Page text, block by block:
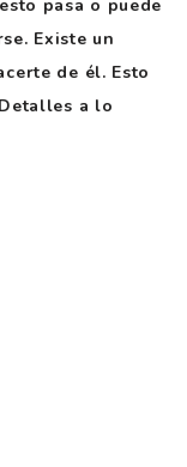
pasa o puede
Existe un
de él. Esto
a lo